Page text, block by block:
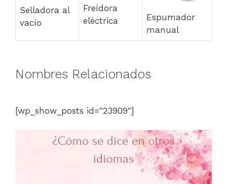
Selladora al
vacío
Freídora
eléctrica
Espumador
manual
Nombres Relacionados
[wp_show_posts id="23909"]